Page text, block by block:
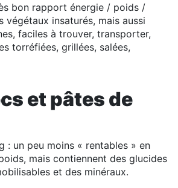
bon rapport énergie / poids /
végétaux insaturés, mais aussi
faciles à trouver, transporter,
torréfiées, grillées, salées,
et pâtes de
: un peu moins « rentables » en
mais contiennent des glucides
et des minéraux.